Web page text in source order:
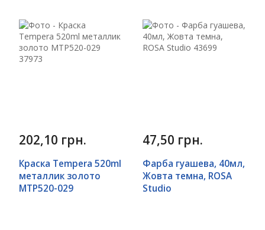
202,10 грн.
Краска Tempera 520ml
металлик золото
MTP520-029
47,50 грн.
Фарба гуашева, 40мл,
Жовта темна, ROSA
Studio